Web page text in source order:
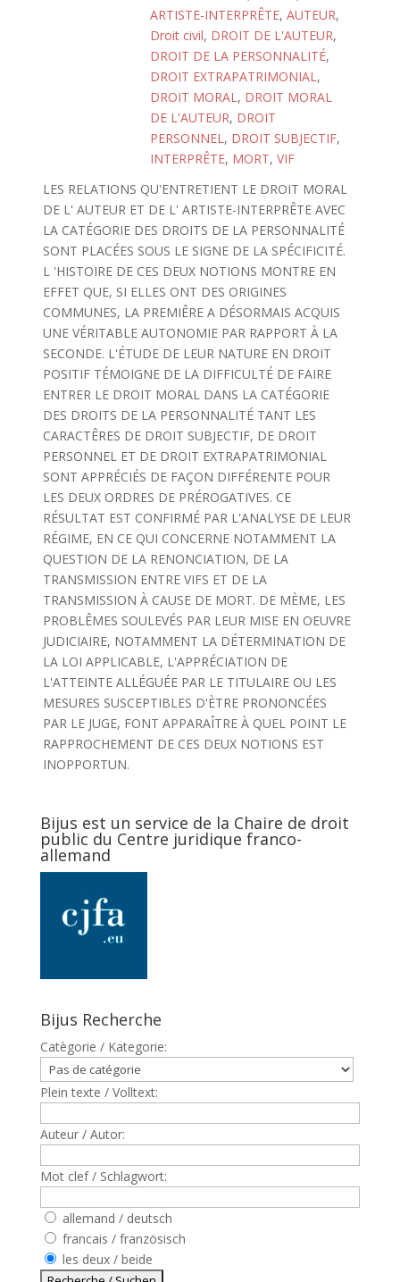
ARTISTE-INTERPRÊTE, AUTEUR,
Droit civil, DROIT DE L'AUTEUR,
DROIT DE LA PERSONNALITÉ,
DROIT EXTRAPATRIMONIAL,
DROIT MORAL, DROIT MORAL
DE L'AUTEUR, DROIT
PERSONNEL, DROIT SUBJECTIF,
INTERPRÊTE, MORT, VIF
LES RELATIONS QU'ENTRETIENT LE DROIT MORAL
DE L' AUTEUR ET DE L' ARTISTE-INTERPRÊTE AVEC
LA CATÉGORIE DES DROITS DE LA PERSONNALITÉ
SONT PLACÉES SOUS LE SIGNE DE LA SPÉCIFICITÉ.
L 'HISTOIRE DE CES DEUX NOTIONS MONTRE EN
EFFET QUE, SI ELLES ONT DES ORIGINES
COMMUNES, LA PREMIÊRE A DÉSORMAIS ACQUIS
UNE VÉRITABLE AUTONOMIE PAR RAPPORT À LA
SECONDE. L'ÉTUDE DE LEUR NATURE EN DROIT
POSITIF TÉMOIGNE DE LA DIFFICULTÉ DE FAIRE
ENTRER LE DROIT MORAL DANS LA CATÉGORIE
DES DROITS DE LA PERSONNALITÉ TANT LES
CARACTÊRES DE DROIT SUBJECTIF, DE DROIT
PERSONNEL ET DE DROIT EXTRAPATRIMONIAL
SONT APPRÉCIÉS DE FAÇON DIFFÉRENTE POUR
LES DEUX ORDRES DE PRÉROGATIVES. CE
RÉSULTAT EST CONFIRMÉ PAR L'ANALYSE DE LEUR
RÉGIME, EN CE QUI CONCERNE NOTAMMENT LA
QUESTION DE LA RENONCIATION, DE LA
TRANSMISSION ENTRE VIFS ET DE LA
TRANSMISSION À CAUSE DE MORT. DE MÈME, LES
PROBLÊMES SOULEVÉS PAR LEUR MISE EN OEUVRE
JUDICIAIRE, NOTAMMENT LA DÉTERMINATION DE
LA LOI APPLICABLE, L'APPRÉCIATION DE
L'ATTEINTE ALLÉGUÉE PAR LE TITULAIRE OU LES
MESURES SUSCEPTIBLES D'ÈTRE PRONONCÉES
PAR LE JUGE, FONT APPARAÎTRE À QUEL POINT LE
RAPPROCHEMENT DE CES DEUX NOTIONS EST
INOPPORTUN.
Bijus est un service de la Chaire de droit
public du Centre juridique franco-
allemand
Bijus Recherche
Catègorie / Kategorie:
Plein texte / Volltext:
Auteur / Autor:
Mot clef / Schlagwort:
allemand / deutsch
francais / französisch
les deux / beide